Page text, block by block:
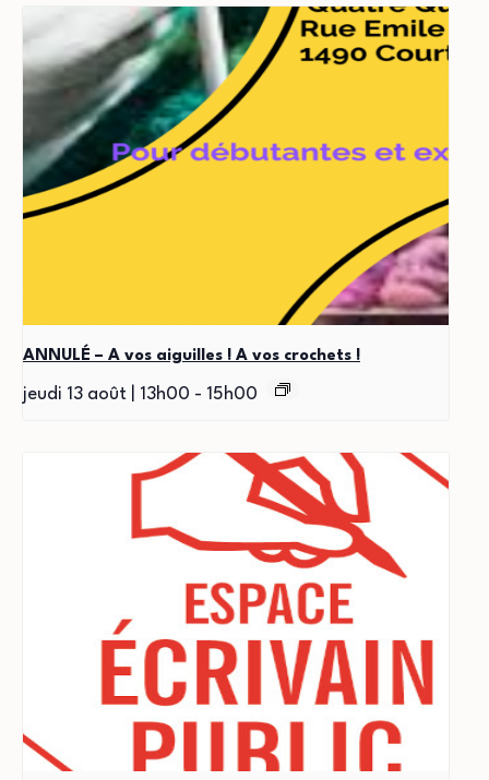
ANNULÉ – A vos aiguilles ! A vos crochets !
jeudi 13 août | 13h00 - 15h00